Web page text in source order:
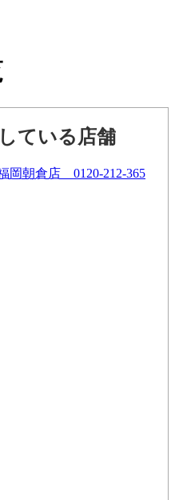
ている店舗